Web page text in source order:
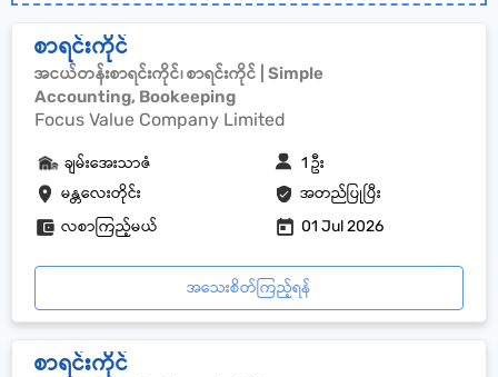
စာရင်းကိုင်
အငယ်တန်းစာရင်းကိုင်၊ စာရင်းကိုင် | Simple
Accounting, Bookeeping
Focus Value Company Limited
မန္တလေးတိုင်း အတည်ပြုပြီး
ချမ်းအေးသာဇံ 1 ဦး
လစာကြည့်မယ် 01 Jul 2026
အသေးစိတ်ကြည့်ရန်
စာရင်းကိုင်